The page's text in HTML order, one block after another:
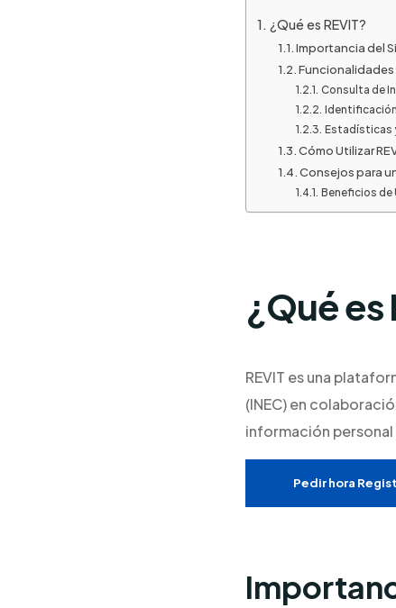
¿Qué es REVIT?
Importancia del
Funcionalidades
Consulta de
Estadísticas
Cómo Utilizar
Consejos para
Beneficios de
¿Qué es
REVIT es una
(INEC) en
información
Pedir hora